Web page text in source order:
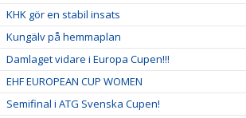
KHK gör en stabil insats
Kungälv på hemmaplan
Damlaget vidare i Europa Cupen!!!
EHF EUROPEAN CUP WOMEN
Semifinal i ATG Svenska Cupen!